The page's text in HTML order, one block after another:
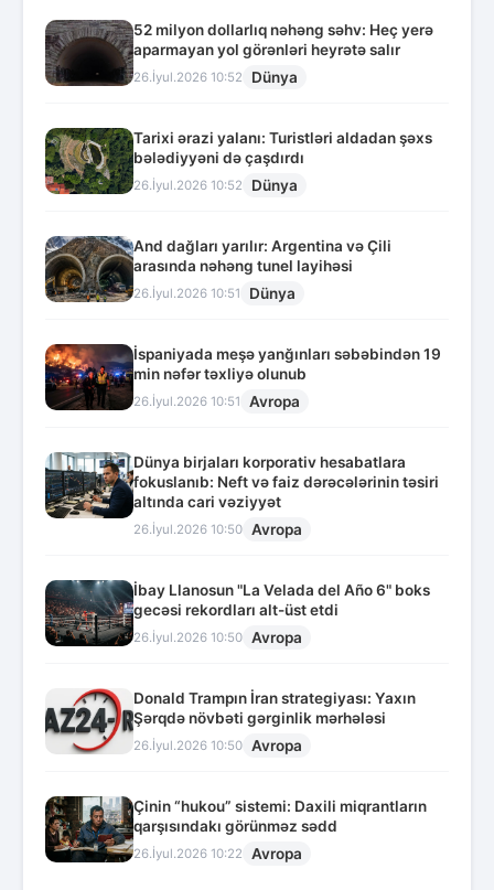
52 milyon dollarlıq nəhəng səhv: Heç yerə
aparmayan yol görənləri heyrətə salır
26.İyul.2026 10:52 Dünya
Tarixi ərazi yalanı: Turistləri aldadan şəxs
bələdiyyəni də çaşdırdı
26.İyul.2026 10:52 Dünya
And dağları yarılır: Argentina və Çili
arasında nəhəng tunel layihəsi
26.İyul.2026 10:51 Dünya
İspaniyada meşə yanğınları səbəbindən 19
min nəfər təxliyə olunub
26.İyul.2026 10:51 Avropa
Dünya birjaları korporativ hesabatlara
fokuslanıb: Neft və faiz dərəcələrinin təsiri
altında cari vəziyyət
26.İyul.2026 10:50 Avropa
İbay Llanosun "La Velada del Año 6" boks
gecəsi rekordları alt-üst etdi
26.İyul.2026 10:50 Avropa
Donald Trampın İran strategiyası: Yaxın
Şərqdə növbəti gərginlik mərhələsi
26.İyul.2026 10:50 Avropa
Çinin “hukou” sistemi: Daxili miqrantların
qarşısındakı görünməz sədd
26.İyul.2026 10:22 Avropa